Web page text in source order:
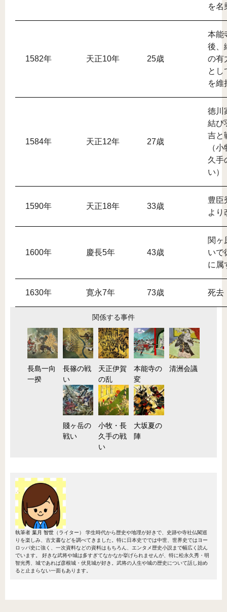
を名
1582年 天正10年 25歳
本能
後、
の有
とし
を維
1584年 天正12年 27歳
徳川
結び
吉と
（
久手
い）
1590年 天正18年 33歳
豊臣
より
1600年 慶長5年 43歳
関ヶ
いで
に属
1630年 寛永7年 73歳 死去
関係する事件
長島一向
一揆
長篠の戦
い
天正伊賀
の乱
本能寺の
変
清洲会議
賤ヶ岳の
戦い
小牧・長
久手の戦
い
大坂夏の
陣
執筆者 葉月 智世 （ライター）
学生時代から歴史や地理が好きで、史跡や寺社仏閣巡
りを楽しみ、古文書などを調べてきました。特に日本史ででは中世、世界史ではヨー
ロッパ史に強く、一次資料などの資料はもちろん、エンタメ歴史小説まで幅広く読ん
でいます。 好きな武将や城は多すぎてなかなか挙げられませんが、特に松永久秀・明
智光秀、城であれば彦根城・伏見城が好き。武将の人生や城の歴史について話し始め
ると止まらない一面もあります。